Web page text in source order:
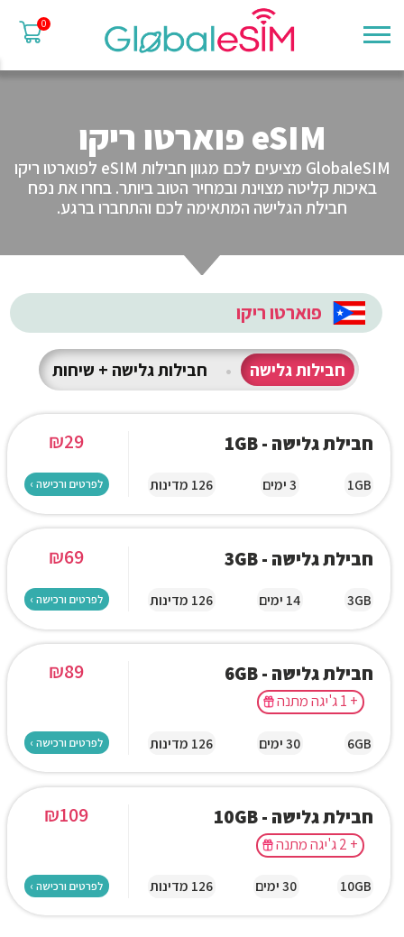
0
eSIM פוארטו ריקו
GlobaleSIM מציעים לכם מגוון חבילות eSIM לפוארטו ריקו
באיכות קליטה מצוינת ובמחיר הטוב ביותר. בחרו את נפח
חבילת הגלישה המתאימה לכם והתחברו ברגע.
פוארטו ריקו
חבילות גלישה • חבילות גלישה + שיחות
חבילת גלישה - 1GB
1GB 3 ימים 126 מדינות
₪29
לפרטים ורכישה ›
חבילת גלישה - 3GB
3GB 14 ימים 126 מדינות
₪69
לפרטים ורכישה ›
חבילת גלישה - 6GB
+ 1 ג'יגה מתנה
6GB 30 ימים 126 מדינות
₪89
לפרטים ורכישה ›
חבילת גלישה - 10GB
+ 2 ג'יגה מתנה
10GB 30 ימים 126 מדינות
₪109
לפרטים ורכישה ›